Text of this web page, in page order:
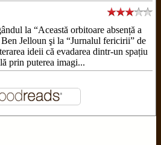
la “Această orbitoare absență a
Jelloun şi la “Jurnalul fericirii” de
ideii că evadarea dintr-un spațiu
prin puterea imagi...